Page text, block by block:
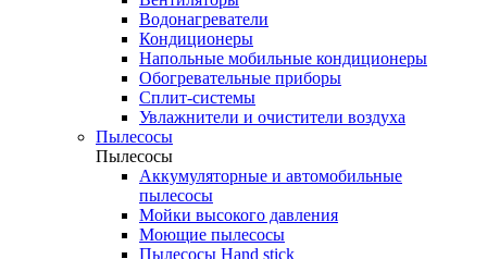
Водонагреватели
Кондиционеры
Напольные мобильные кондиционеры
Обогревательные приборы
Сплит-системы
Увлажнители и очистители воздуха
Пылесосы
Пылесосы
Аккумуляторные и автомобильные
пылесосы
Мойки высокого давления
Моющие пылесосы
Пылесосы Hand stick